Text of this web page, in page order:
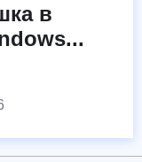
в